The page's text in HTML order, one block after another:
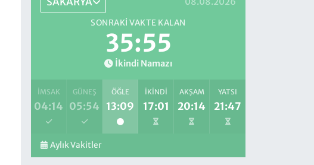
SONRAKI VAKTE KALAN
35:53
İkindi Namazı
İMSAK
04:14
GÜNEŞ
05:54
ÖĞLE
13:09
İKINDI
17:01
AKŞAM
20:14
YATSI
21:47
Aylık Vakitler